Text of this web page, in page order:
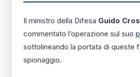
Il ministro della Difesa Guido
commentato l’operazione sul suo
sottolineando la portata di queste
spionaggio.